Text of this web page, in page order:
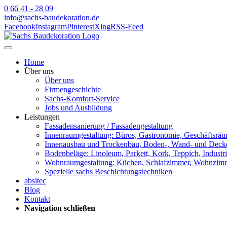
0 66 41 - 28 09
info@sachs-baudekoration.de
FacebookInstagramPinterestXingRSS-Feed
Home
Über uns
Über uns
Firmengeschichte
Sachs-Komfort-Service
Jobs und Ausbildung
Leistungen
Fassadensanierung / Fassadengestaltung
Innenraumgestaltung: Büros, Gastronomie,
Innenausbau und Trockenbau, Boden-, Wand- und
Bodenbeläge: Linoleum, Parkett, Kork, Teppich,
Wohnraumgestaltung: Küchen, Schlafzimmer,
Spezielle sachs Beschichtungstechniken
absitec
Blog
Kontakt
Navigation schließen